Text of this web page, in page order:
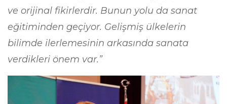
ve orijinal fikirlerdir. Bunun yolu da sanat
eğitiminden geçiyor. Gelişmiş ülkelerin
bilimde ilerlemesinin arkasında sanata
verdikleri önem var.”